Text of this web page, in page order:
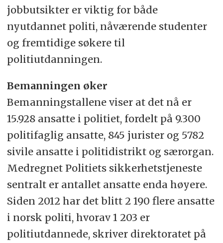
jobbutsikter er viktig for både
nyutdannet politi, nåværende studenter
og fremtidige søkere til
politiutdanningen.
Bemanningen øker
Bemanningstallene viser at det nå er
15.928 ansatte i politiet, fordelt på 9.300
politifaglig ansatte, 845 jurister og 5782
sivile ansatte i politidistrikt og særorgan.
Medregnet Politiets sikkerhetstjeneste
sentralt er antallet ansatte enda høyere.
Siden 2012 har det blitt 2 190 flere ansatte
i norsk politi, hvorav 1 203 er
politiutdannede, skriver direktoratet på